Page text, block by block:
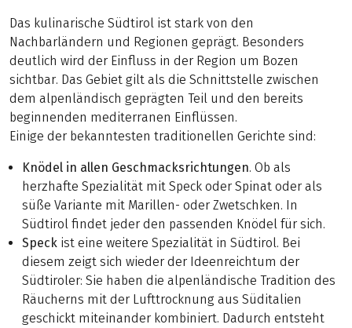
Das kulinarische Südtirol ist stark von den
Nachbarländern und Regionen geprägt. Besonders
deutlich wird der Einfluss in der Region um Bozen
sichtbar. Das Gebiet gilt als die Schnittstelle zwischen
dem alpenländisch geprägten Teil und den bereits
beginnenden mediterranen Einflüssen.
Einige der bekanntesten traditionellen Gerichte sind:
Knödel in allen Geschmacksrichtungen. Ob als
herzhafte Spezialität mit Speck oder Spinat oder als
süße Variante mit Marillen- oder Zwetschken. In
Südtirol findet jeder den passenden Knödel für sich.
Speck ist eine weitere Spezialität in Südtirol. Bei
diesem zeigt sich wieder der Ideenreichtum der
Südtiroler: Sie haben die alpenländische Tradition des
Räucherns mit der Lufttrocknung aus Süditalien
geschickt miteinander kombiniert. Dadurch entsteht